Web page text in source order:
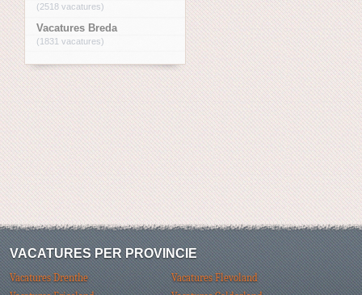
(2518 vacatures)
Vacatures Breda
(1831 vacatures)
VACATURES PER PROVINCIE
Vacatures Drenthe
Vacatures Flevoland